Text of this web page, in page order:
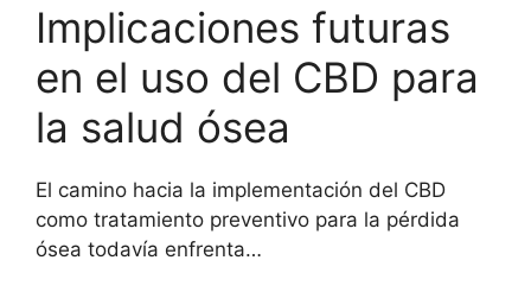
Implicaciones futuras
en el uso del CBD para
la salud ósea
El camino hacia la implementación del CBD
como tratamiento preventivo para la pérdida
ósea todavía enfrenta…